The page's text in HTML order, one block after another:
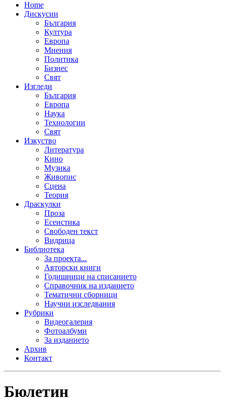
Home
Дискусии
България
Култура
Европа
Мнения
Политика
Бизнес
Свят
Изгледи
България
Европа
Наука
Технологии
Свят
Изкуство
Литература
Кино
Музика
Живопис
Сцена
Теория
Драскулки
Проза
Есеистика
Свободен текст
Видрица
Библиотека
За проекта...
Авторски книги
Годишници на списанието
Справочник на изданието
Тематични сборници
Научни изследвания
Рубрики
Видеогалерия
Фотоалбуми
За изданието
Архив
Контакт
Бюлетин